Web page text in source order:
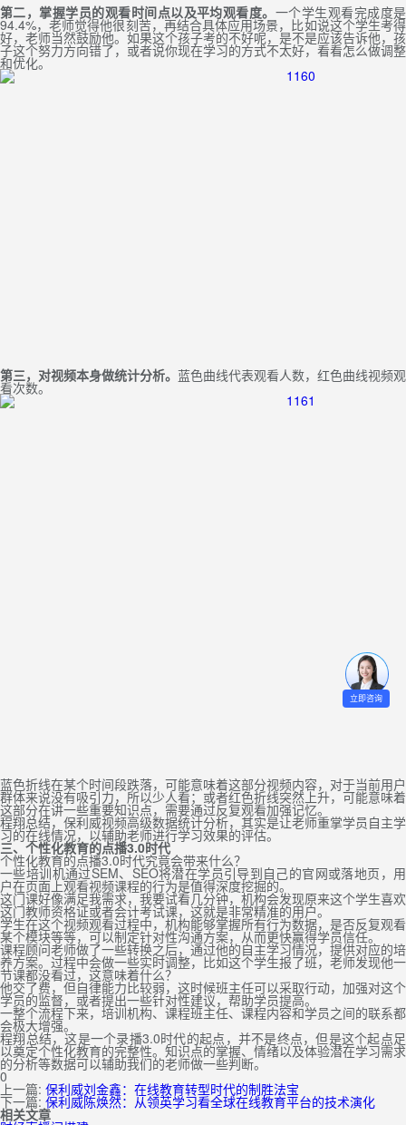
第二，掌握学员的观看时间点以及平均观看度。 一个学生观看完成度是
94.4%，老师觉得他很刻苦，再结合具体应用场景，比如说这个学生考得
好，老师当然鼓励他。如果这个孩子考的不好呢，是不是应该告诉他，孩
子这个努力方向错了，或者说你现在学习的方式不太好，看看怎么做调整
和优化。
第三，对视频本身做统计分析。 蓝色曲线代表观看人数，红色曲线视频观
看次数。
蓝色折线在某个时间段跌落，可能意味着这部分视频内容，对于当前用户
群体来说没有吸引力，所以少人看；或者红色折线突然上升，可能意味着
这部分在讲一些重要知识点，需要通过反复观看加强记忆。
程翔总结，保利威视频高级数据统计分析，其实是让老师重掌学员自主学
习的在线情况，以辅助老师进行学习效果的评估。
三、个性化教育的点播3.0时代
个性化教育的点播3.0时代究竟会带来什么？
一些培训机通过SEM、SEO将潜在学员引导到自己的官网或落地页，用
户在页面上观看视频课程的行为是值得深度挖掘的。
这门课好像满足我需求，我要试看几分钟，机构会发现原来这个学生喜欢
这门教师资格证或者会计考试课，这就是非常精准的用户。
学生在这个视频观看过程中，机构能够掌握所有行为数据，是否反复观看
某个模块等等，可以制定针对性沟通方案，从而更快赢得学员信任。
课程顾问老师做了一些转换之后，通过他的自主学习情况，提供对应的培
养方案。过程中会做一些实时调整，比如这个学生报了班，老师发现他一
节课都没看过，这意味着什么？
他交了费，但自律能力比较弱，这时候班主任可以采取行动，加强对这个
学员的监督，或者提出一些针对性建议，帮助学员提高。
一整个流程下来，培训机构、课程班主任、课程内容和学员之间的联系都
会极大增强。
程翔总结，这是一个录播3.0时代的起点，并不是终点，但是这个起点足
以奠定个性化教育的完整性。知识点的掌握、情绪以及体验潜在学习需求
的分析等数据可以辅助我们的老师做一些判断。
0
上一篇: 保利威刘金鑫：在线教育转型时代的制胜法宝
下一篇: 保利威陈焕然：从领英学习看全球在线教育平台的技术演化
相关文章
立即咨询